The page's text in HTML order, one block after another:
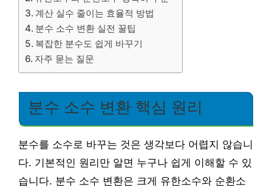
계산 실수 줄이는 효율적 방법
분수 소수 변환 실전 꿀팁
복잡한 분수도 쉽게 바꾸기
자주 묻는 질문
분수 소수 변환 핵심 원리
분수를 소수로 바꾸는 것은 생각보다 어렵지 않습니
다. 기본적인 원리만 알면 누구나 쉽게 이해할 수 있
습니다. 분수 소수 변환은 크게 유한소수와 순환소